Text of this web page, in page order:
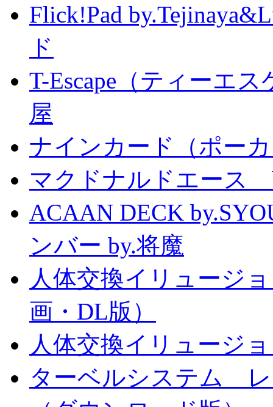
Flick!Pad
ド
T-Escape（ティーエ
屋
ナインカード（ポー
マクドナルドエース
ACAAN DECK
ンバー by.将魔
人体交換イリュージ
画・DL版）
人体交換イリュージ
ターベルシステム